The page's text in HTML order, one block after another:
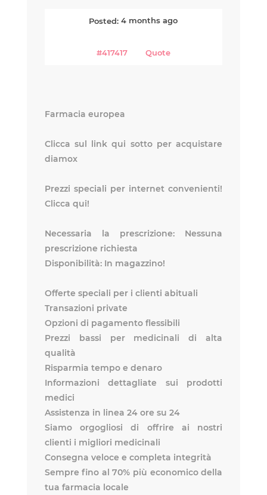
Posted: 4 months ago
#417417 Quote
Farmacia europea
Clicca sul link qui sotto per acquistare
diamox
Prezzi speciali per internet convenienti!
Clicca qui!
Necessaria la prescrizione: Nessuna
prescrizione richiesta
Disponibilità: In magazzino!
Offerte speciali per i clienti abituali
Transazioni private
Opzioni di pagamento flessibili
Prezzi bassi per medicinali di alta
qualità
Risparmia tempo e denaro
Informazioni dettagliate sui prodotti
medici
Assistenza in linea 24 ore su 24
Siamo orgogliosi di offrire ai nostri
clienti i migliori medicinali
Consegna veloce e completa integrità
Sempre fino al 70% più economico della
tua farmacia locale